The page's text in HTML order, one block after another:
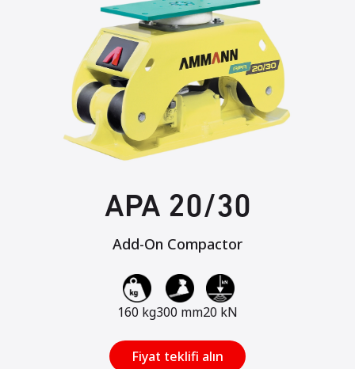
APA 20/30
Add-On Compactor
160 kg300 mm20 kN
Fiyat teklifi alın